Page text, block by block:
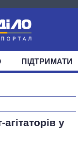
ПІДТРИМАТИ
у
Вісім масованих
ударів по Україні